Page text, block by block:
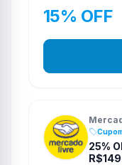
15% OFF
25%